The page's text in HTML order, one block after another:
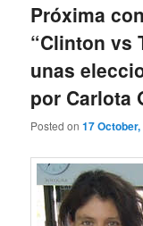
Próxima
“Clinton vs
unas
por Carlota
Posted on17